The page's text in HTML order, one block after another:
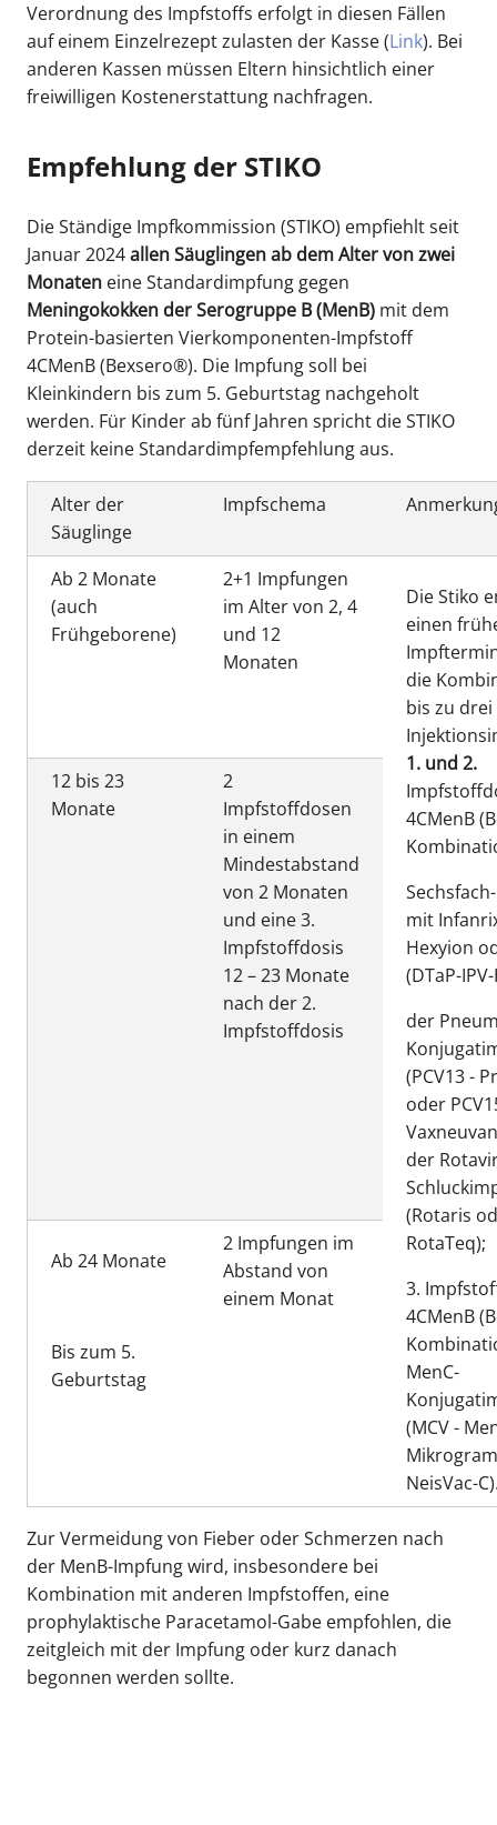
Verordnung des Impfstoffs erfolgt in diesen Fällen
auf einem Einzelrezept zulasten der Kasse (Link). Bei
anderen Kassen müssen Eltern hinsichtlich einer
freiwilligen Kostenerstattung nachfragen.
Empfehlung der STIKO
Die Ständige Impfkommission (STIKO) empfiehlt seit
Januar 2024allen Säuglingen ab dem Alter von zwei
Monaten eine Standardimpfung gegen
Meningokokken der Serogruppe B (MenB) mit dem
Protein-basierten Vierkomponenten-Impfstoff
4CMenB (Bexsero®). Die Impfung soll bei
Kleinkindern bis zum 5. Geburtstag nachgeholt
werden. Für Kinder ab fünf Jahren spricht die STIKO
derzeit keine Standardimpfempfehlung aus.
Alter der
Säuglinge
Impfschema
Ab 2 Monate
(auch
Frühgeborene)
2+1 Impfungen
im Alter von 2, 4
und 12
Monaten
Die Stiko
einen
die
bis zu drei
1. und 2.
4CMenB
mit
Hexyion
(DTaP-
der
(PCV13 -
oder
der
(Rotaris
RotaTeq);
3.
4CMenB
MenC-
(MCV -
NeisVac-
12 bis 23
Monate
2
Impfstoffdosen
in einem
Mindestabstand
von 2 Monaten
und eine 3.
Impfstoffdosis
12 – 23 Monate
nach der 2.
Impfstoffdosis
Ab 24 Monate
Bis zum 5.
Geburtstag
2 Impfungen im
Abstand von
einem Monat
Zur Vermeidung von Fieber oder Schmerzen nach
der MenB-Impfung wird, insbesondere bei
Kombination mit anderen Impfstoffen, eine
prophylaktische Paracetamol-Gabe empfohlen, die
zeitgleich mit der Impfung oder kurz danach
begonnen werden sollte.